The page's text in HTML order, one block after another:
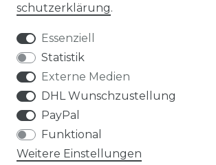
Bei Fragen schnelle und nette Rückmeldung
sabine m., celle
Datum der Veröffentlichung: 12.06.2026
Datum der Kauferfahrung: 04.06.2026
schutz­erklärung.
Essenziell
Statistik
Externe Medien
DHL Wunschzustellung
PayPal
Funktional
Weitere Einstellungen